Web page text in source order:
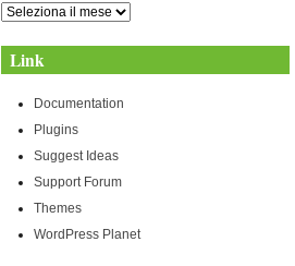
Archivi
Link
Documentation
Plugins
Suggest Ideas
Support Forum
Themes
WordPress Planet